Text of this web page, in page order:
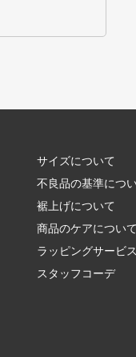
サイズについて
不良品の基準につ
裾上げについて
商品のケアについて
ラッピングサービス
スタッフコーデ